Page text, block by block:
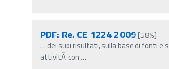
PDF: Re. CE 1224 2009[58%]
…dei suoi risultati, sulla base di fonti e
attivitÃ con…